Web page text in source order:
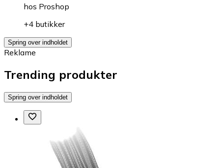
hos Proshop
+4 butikker
Spring over indholdet
Reklame
Trending produkter
Spring over indholdet